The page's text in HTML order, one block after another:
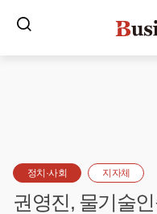
정치·사회 지자체
권영진, 물기술